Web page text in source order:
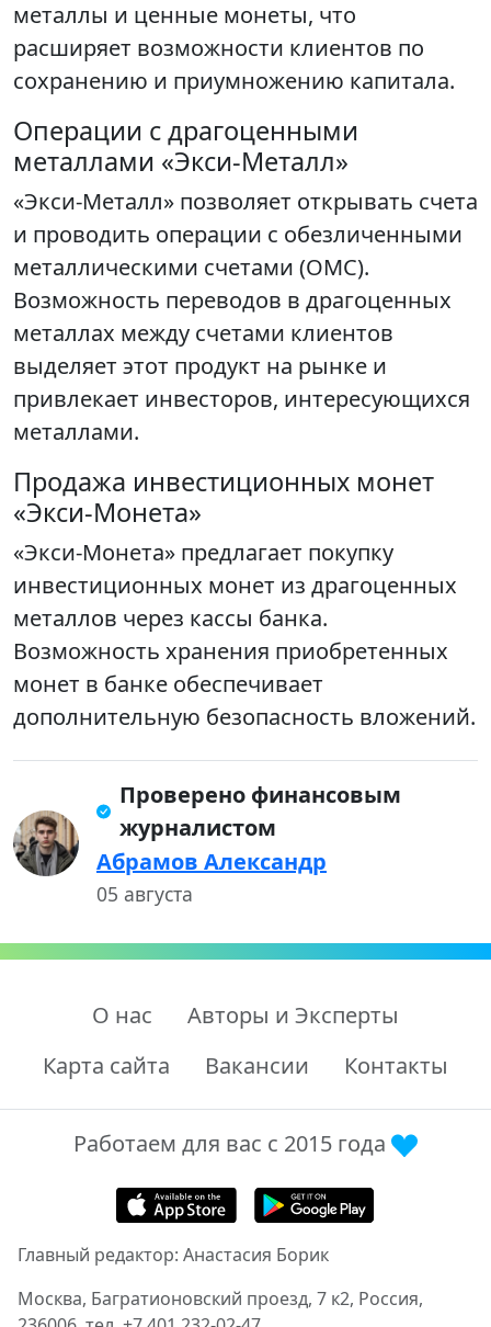
металлы и ценные монеты, что
расширяет возможности клиентов по
сохранению и приумножению капитала.
Операции с драгоценными
металлами «Экси-Металл»
«Экси-Металл» позволяет открывать счета
и проводить операции с обезличенными
металлическими счетами (ОМС).
Возможность переводов в драгоценных
металлах между счетами клиентов
выделяет этот продукт на рынке и
привлекает инвесторов, интересующихся
металлами.
Продажа инвестиционных монет
«Экси-Монета»
«Экси-Монета» предлагает покупку
инвестиционных монет из драгоценных
металлов через кассы банка.
Возможность хранения приобретенных
монет в банке обеспечивает
дополнительную безопасность вложений.
Проверено финансовым
журналистом
Абрамов Александр
05 августа
О нас
Авторы и Эксперты
Карта сайта
Вакансии Контакты
Работаем для вас с 2015 года
Главный редактор: Анастасия Борик
Москва, Багратионовский проезд, 7 к2, Россия,